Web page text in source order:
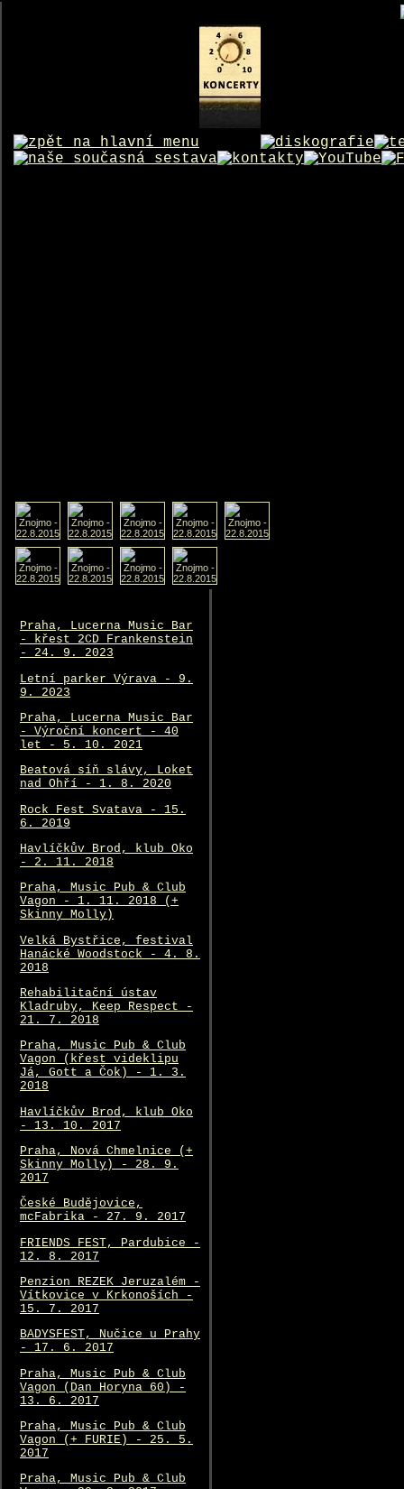
Praha, Lucerna Music Bar
- křest 2CD Frankenstein
- 24. 9. 2023
Letní parker Výrava - 9.
9. 2023
Praha, Lucerna Music Bar
- Výroční koncert - 40
let - 5. 10. 2021
Beatová síň slávy, Loket
nad Ohří - 1. 8. 2020
Rock Fest Svatava - 15.
6. 2019
Havlíčkův Brod, klub Oko
- 2. 11. 2018
Praha, Music Pub & Club
Vagon - 1. 11. 2018 (+
Skinny Molly)
Velká Bystřice, festival
Hanácké Woodstock - 4. 8.
2018
Rehabilitační ústav
Kladruby, Keep Respect -
21. 7. 2018
Praha, Music Pub & Club
Vagon (křest videklipu
Já, Gott a Čok) - 1. 3.
2018
Havlíčkův Brod, klub Oko
- 13. 10. 2017
Praha, Nová Chmelnice (+
Skinny Molly) - 28. 9.
2017
České Budějovice,
mcFabrika - 27. 9. 2017
FRIENDS FEST, Pardubice -
12. 8. 2017
Penzion REZEK Jeruzalém -
Vítkovice v Krkonoších -
15. 7. 2017
BADYSFEST, Nučice u Prahy
- 17. 6. 2017
Praha, Music Pub & Club
Vagon (Dan Horyna 60) -
13. 6. 2017
Praha, Music Pub & Club
Vagon (+ FURIE) - 25. 5.
2017
Praha, Music Pub & Club